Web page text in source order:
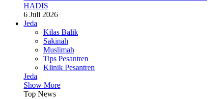
HADIS
6 Juli 2026
Jeda
Kilas Balik
Sakinah
Muslimah
Tips Pesantren
Klinik Pesantren
Jeda
Show More
Top News